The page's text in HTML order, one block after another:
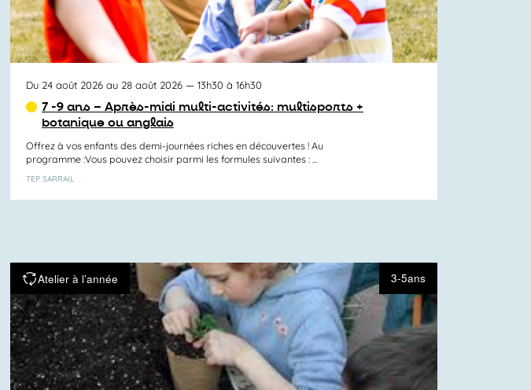
Du 24 août 2026 au 28 août 2026— 13h30 à 16h30
7 -9 ans – Après-midi multi-activités: multisports +
botanique ou anglais
Offrez à vos enfants des demi-journées riches en découvertes ! Au
programme :Vous pouvez choisir parmi les formules suivantes : ...
TEP SARRAIL
Atelier à l’année 3-5ans